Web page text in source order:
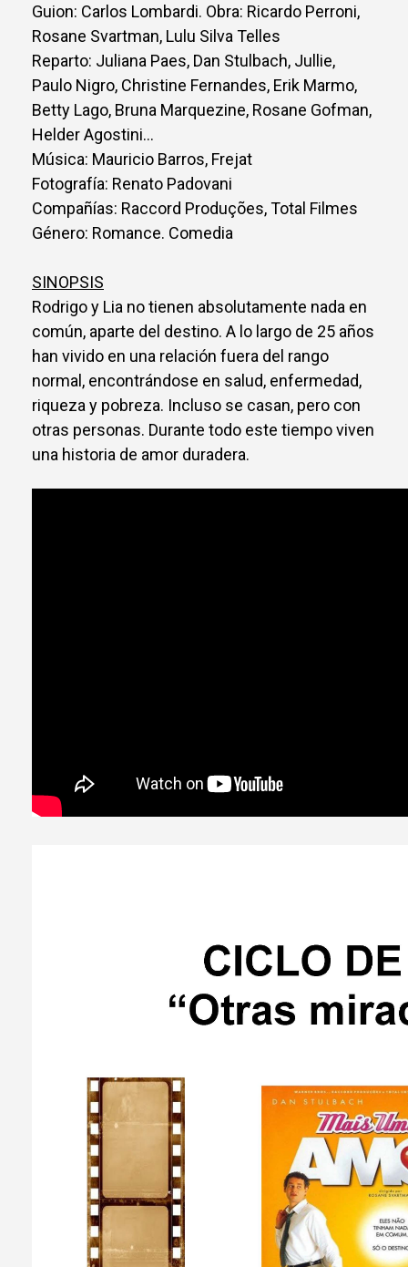
Guion: Carlos Lombardi. Obra: Ricardo Perroni,
Rosane Svartman, Lulu Silva Telles
Reparto: Juliana Paes, Dan Stulbach, Jullie,
Paulo Nigro, Christine Fernandes, Erik Marmo,
Betty Lago, Bruna Marquezine, Rosane Gofman,
Helder Agostini…
Música: Mauricio Barros, Frejat
Fotografía: Renato Padovani
Compañías: Raccord Produções, Total Filmes
Género: Romance. Comedia
SINOPSIS
Rodrigo y Lia no tienen absolutamente nada en
común, aparte del destino. A lo largo de 25 años
han vivido en una relación fuera del rango
normal, encontrándose en salud, enfermedad,
riqueza y pobreza. Incluso se casan, pero con
otras personas. Durante todo este tiempo viven
una historia de amor duradera.